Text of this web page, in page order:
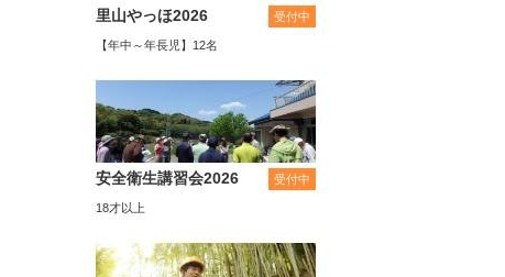
里山やっほ2026 受付中
【年中～年長児】12名
安全衛生講習会2026 受付中
18才以上